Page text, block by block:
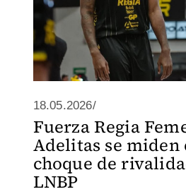
18.05.2026/
Fuerza Regia
Adelitas se miden
choque de
LNBP